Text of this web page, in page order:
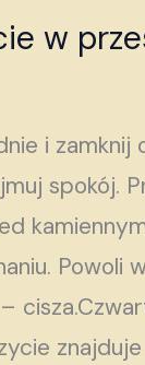
w
i
spokój.
Powoli